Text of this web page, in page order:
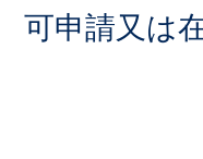
可申請又は